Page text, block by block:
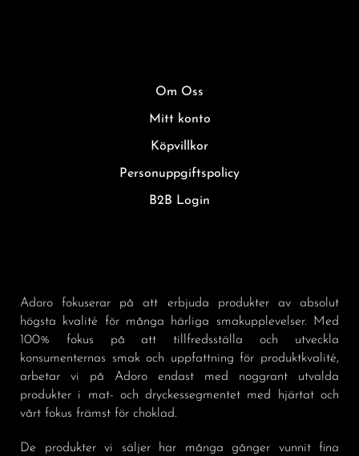
Om Oss
Mitt konto
Köpvillkor
Personuppgiftspolicy
B2B Login
Adoro fokuserar på att erbjuda produkter av absolut
högsta kvalité för många härliga smakupplevelser. Med
100% fokus på att tillfredsställa och utveckla
konsumenternas smak och uppfattning för produktkvalité,
arbetar vi på Adoro endast med noggrant utvalda
produkter i mat- och dryckessegmentet med hjärtat och
vårt fokus främst för choklad.
De produkter vi säljer har många gånger vunnit fina